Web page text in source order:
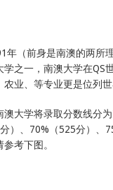
年（前身是南澳的两
学之一，南澳大学在QS
业、等专业更是位列世
澳大学将录取分数线分
）、70%（525分）、
考下图。